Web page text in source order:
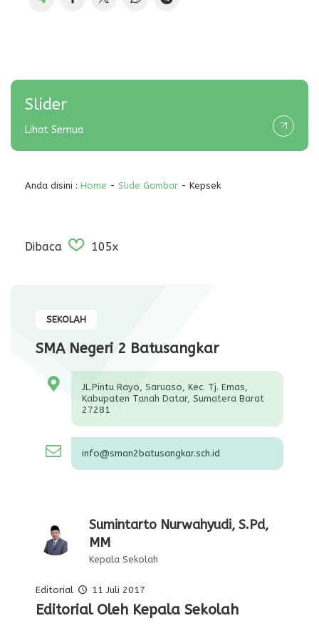
Slider
Lihat Semua
Anda disini : Home - Slide Gambar - Kepsek
Dibaca 105x
SEKOLAH
SMA Negeri 2 Batusangkar
JL.Pintu Rayo, Saruaso, Kec. Tj. Emas,
Kabupaten Tanah Datar, Sumatera Barat
27281
info@sman2batusangkar.sch.id
Sumintarto Nurwahyudi, S.Pd,
MM
Kepala Sekolah
Pelajaran Serta Keteladanan Dari
Tugas Kepala Sekolah Sebagai
Editorial 11 Juli 2017
Editorial Oleh Kepala Sekolah
Membentuk Karakter Siswa Di